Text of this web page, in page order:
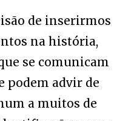
de inserirmos
na história,
se comunicam
podem advir de
a muitos de